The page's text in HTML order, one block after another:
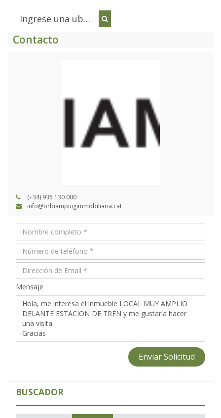
Contacto
(+34) 935 130 000
info@orbiampuigimmobiliaria.cat
Mensaje
Enviar Solicitud
BUSCADOR